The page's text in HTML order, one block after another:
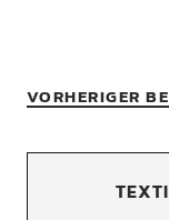
VORHERIGER